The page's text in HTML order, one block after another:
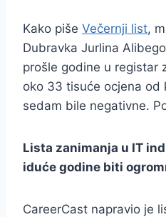
Kako piše Večernji list,
Dubravka Jurlina
prošle godine u registar
oko 33 tisuće ocjena od
sedam bile negativne.
Lista zanimanja u IT
iduće godine biti
CareerCast napravio je